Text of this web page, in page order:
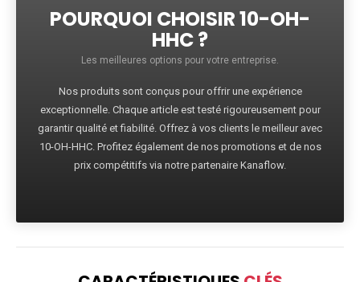
POURQUOI CHOISIR 10-OH-
HHC ?
Les meilleures options pour votre entreprise.
Nos produits sont conçus pour offrir une expérience
exceptionnelle. Chaque article est testé rigoureusement pour
garantir qualité et fiabilité. Offrez à vos clients le meilleur avec
10-OH-HHC. Profitez également de nos promotions et de nos
prix compétitifs via notre partenaire Kanaflow.